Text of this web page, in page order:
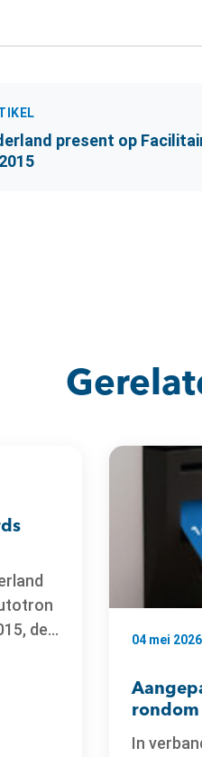
present op
de...
04 mei 2026
In